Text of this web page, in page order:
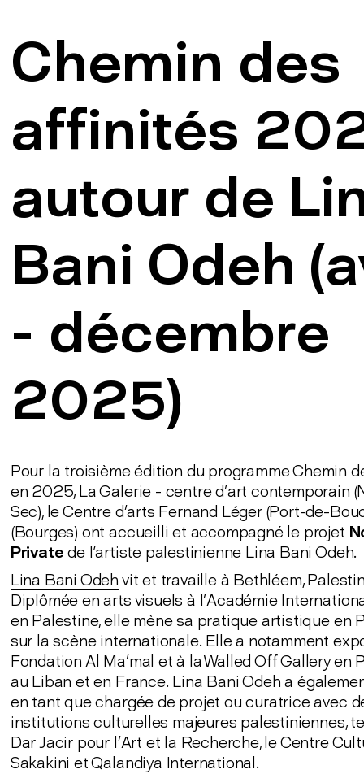
Chemin des
affinités
autour de
Bani Odeh
- décembre
2025)
Pour la troisième édition du programme Chemin
en 2025, La Galerie - centre d’art contemporain
Sec), le Centre d’arts Fernand Léger (Port-de-
(Bourges) ont accueilli et accompagné le projet
Private de l'artiste palestinienne Lina Bani Odeh.
Lina Bani Odeh vit et travaille à Bethléem,
Diplômée en arts visuels à l’Académie
en Palestine, elle mène sa pratique artistique en
sur la scène internationale. Elle a notamment
Fondation Al Ma’mal et à la Walled Off Gallery en
au Liban et en France. Lina Bani Odeh a
en tant que chargée de projet ou curatrice avec
institutions culturelles majeures palestiniennes,
Dar Jacir pour l’Art et la Recherche, le Centre
Sakakini et Qalandiya International.